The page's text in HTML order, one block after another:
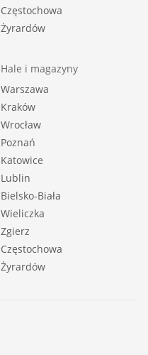
Częstochowa
Żyrardów
Hale i magazyny
Warszawa
Kraków
Wrocław
Poznań
Katowice
Lublin
Bielsko-Biała
Wieliczka
Zgierz
Częstochowa
Żyrardów